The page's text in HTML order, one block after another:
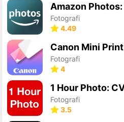
Fotografi
4.49
Canon Mini Print
Fotografi
4
Fotografi
3.5